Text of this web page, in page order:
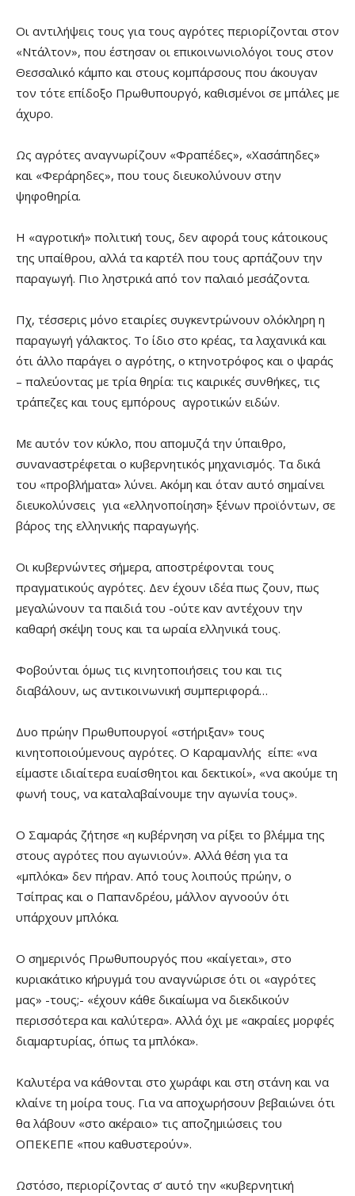
Οι αντιλήψεις τους για τους αγρότες περιορίζονται στον
«Ντάλτον», που έστησαν οι επικοινωνιολόγοι τους στον
Θεσσαλικό κάμπο και στους κομπάρσους που άκουγαν
τον τότε επίδοξο Πρωθυπουργό, καθισμένοι σε μπάλες με
άχυρο.
Ως αγρότες αναγνωρίζουν «Φραπέδες», «Χασάπηδες»
και «Φεράρηδες», που τους διευκολύνουν στην
ψηφοθηρία.
Η «αγροτική» πολιτική τους, δεν αφορά τους κάτοικους
της υπαίθρου, αλλά τα καρτέλ που τους αρπάζουν την
παραγωγή. Πιο ληστρικά από τον παλαιό μεσάζοντα.
Πχ, τέσσερις μόνο εταιρίες συγκεντρώνουν ολόκληρη η
παραγωγή γάλακτος. Το ίδιο στο κρέας, τα λαχανικά και
ότι άλλο παράγει ο αγρότης, ο κτηνοτρόφος και ο ψαράς
– παλεύοντας με τρία θηρία: τις καιρικές συνθήκες, τις
τράπεζες και τους εμπόρους αγροτικών ειδών.
Με αυτόν τον κύκλο, που απομυζά την ύπαιθρο,
συναναστρέφεται ο κυβερνητικός μηχανισμός. Τα δικά
του «προβλήματα» λύνει. Ακόμη και όταν αυτό σημαίνει
διευκολύνσεις για «ελληνοποίηση» ξένων προϊόντων, σε
βάρος της ελληνικής παραγωγής.
Οι κυβερνώντες σήμερα, αποστρέφονται τους
πραγματικούς αγρότες. Δεν έχουν ιδέα πως ζουν, πως
μεγαλώνουν τα παιδιά του -ούτε καν αντέχουν την
καθαρή σκέψη τους και τα ωραία ελληνικά τους.
Φοβούνται όμως τις κινητοποιήσεις του και τις
διαβάλουν, ως αντικοινωνική συμπεριφορά…
Δυο πρώην Πρωθυπουργοί «στήριξαν» τους
κινητοποιούμενους αγρότες. Ο Καραμανλής είπε: «να
είμαστε ιδιαίτερα ευαίσθητοι και δεκτικοί», «να ακούμε τη
φωνή τους, να καταλαβαίνουμε την αγωνία τους».
Ο Σαμαράς ζήτησε «η κυβέρνηση να ρίξει το βλέμμα της
στους αγρότες που αγωνιούν». Αλλά θέση για τα
«μπλόκα» δεν πήραν. Από τους λοιπούς πρώην, ο
Τσίπρας και ο Παπανδρέου, μάλλον αγνοούν ότι
υπάρχουν μπλόκα.
Ο σημερινός Πρωθυπουργός που «καίγεται», στο
κυριακάτικο κήρυγμά του αναγνώρισε ότι οι «αγρότες
μας» -τους;- «έχουν κάθε δικαίωμα να διεκδικούν
περισσότερα και καλύτερα». Αλλά όχι με «ακραίες μορφές
διαμαρτυρίας, όπως τα μπλόκα».
Καλυτέρα να κάθονται στο χωράφι και στη στάνη και να
κλαίνε τη μοίρα τους. Για να αποχωρήσουν βεβαιώνει ότι
θα λάβουν «στο ακέραιο» τις αποζημιώσεις του
ΟΠΕΚΕΠΕ «που καθυστερούν».
Ωστόσο, περιορίζοντας σ’ αυτό την «κυβερνητική